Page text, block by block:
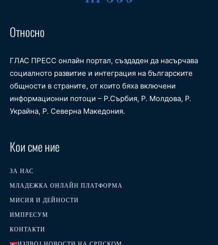
Относно
ГЛАС ПРЕСС онлайн портал, създаден да насърчава
социалното развитие и интеграция на българските
общности в страните, от които бяха включени
информационни потоци – Р.Сърбия, Р. Молдова, Р.
Украйна, Р. Северна Македония.
Кои сме ние
ЗА НАС
МЛАДЕЖКА ОНЛАЙН ПЛАТФОРМА
МИСИЯ И ДЕЙНОСТИ
ИМПРЕСУМ
КОНТАКТИ